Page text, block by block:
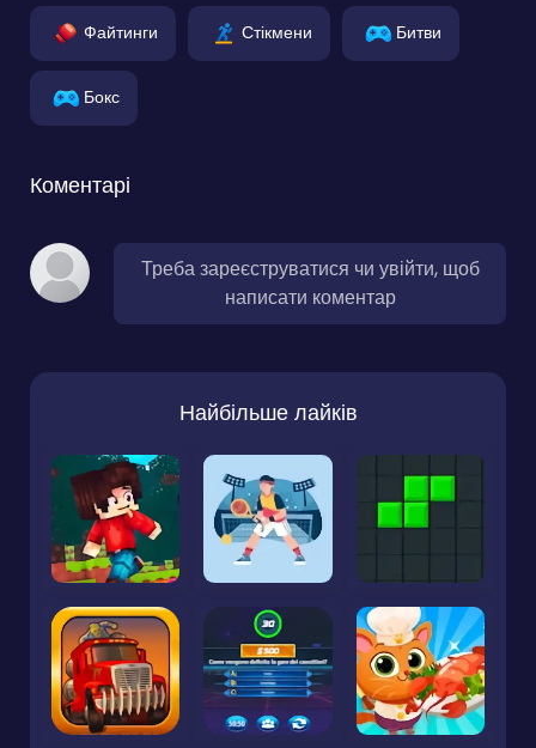
Файтинги Стікмени Битви
Бокс
Коментарі
Треба зареєструватися чи увійти, щоб
написати коментар
Найбільше лайків